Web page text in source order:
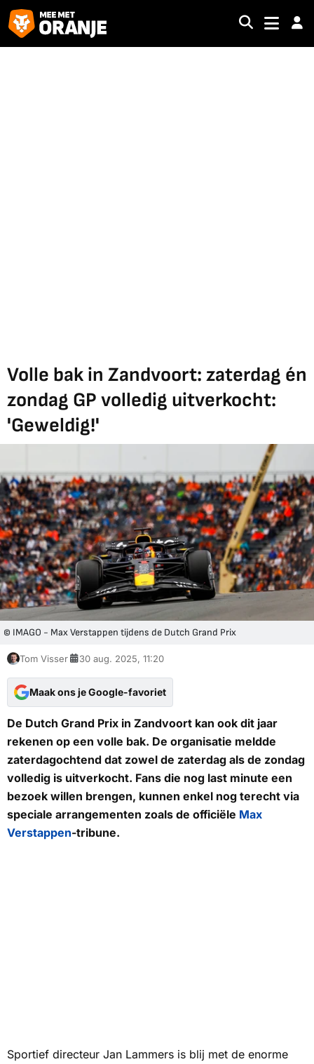
Volle bak in Zandvoort: zaterdag én
zondag GP volledig uitverkocht:
'Geweldig!'
© IMAGO - Max Verstappen tijdens de Dutch Grand Prix
Tom Visser 30 aug. 2025, 11:20
Maak ons je Google-favoriet
De Dutch Grand Prix in Zandvoort kan ook dit jaar
rekenen op een volle bak. De organisatie meldde
zaterdagochtend dat zowel de zaterdag als de zondag
volledig is uitverkocht. Fans die nog last minute een
bezoek willen brengen, kunnen enkel nog terecht via
speciale arrangementen zoals de officiële Max
Verstappen-tribune.
Sportief directeur Jan Lammers is blij met de enorme